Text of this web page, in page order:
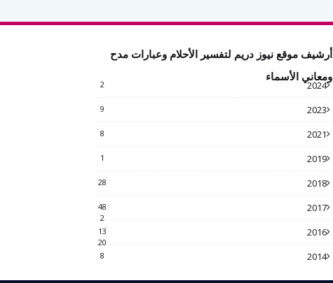
أرشيف موقع نيوز دريم لتفسير الأحلام وعبارات مدح
ومعاني الأسماء
2024
2
2023
9
2021
8
2019
1
2018
28
2017
48
2
2016
13
20
2014
8